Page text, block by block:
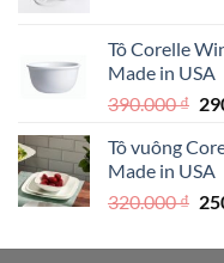
Tô Corelle
Made in USA
390.000₫
là:
Tô vuông
Made in USA
320.000₫
là: